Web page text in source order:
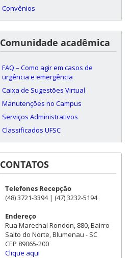
Convênios
Comunidade acadêmica
FAQ – Como agir em casos de
urgência e emergência
Caixa de Sugestões Virtual
Manutenções no Campus
Serviços Administrativos
Classificados UFSC
CONTATOS
Telefones Recepção
(48) 3721-3394 | (47) 3232-5194
Endereço
Rua Marechal Rondon, 880, Bairro
Salto do Norte, Blumenau - SC
CEP 89065-200
Clique aqui